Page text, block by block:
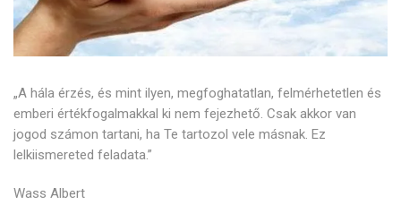
„A hála érzés, és mint ilyen, megfoghatatlan, felmérhetetlen és
emberi értékfogalmakkal ki nem fejezhető. Csak akkor van
jogod számon tartani, ha Te tartozol vele másnak. Ez
lelkiismereted feladata.”
Wass Albert